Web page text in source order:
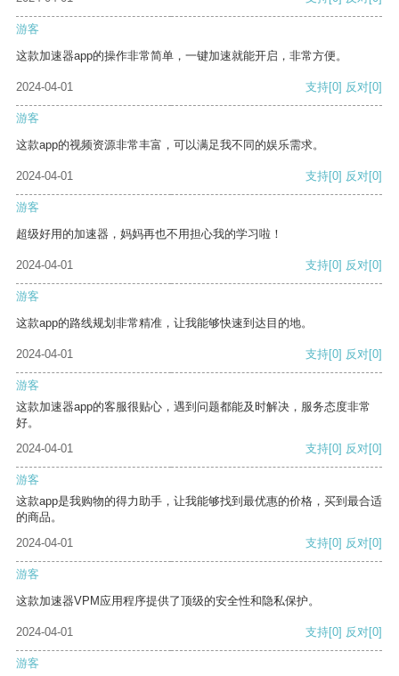
游客
这款加速器app的操作非常简单，一键加速就能开启，非常方便。
2024-04-01 支持[0] 反对[0]
游客
这款app的视频资源非常丰富，可以满足我不同的娱乐需求。
2024-04-01 支持[0] 反对[0]
游客
超级好用的加速器，妈妈再也不用担心我的学习啦！
2024-04-01 支持[0] 反对[0]
游客
这款app的路线规划非常精准，让我能够快速到达目的地。
2024-04-01 支持[0] 反对[0]
游客
这款加速器app的客服很贴心，遇到问题都能及时解决，服务态度非常
好。
2024-04-01
支持[0] 反对[0]
游客
这款app是我购物的得力助手，让我能够找到最优惠的价格，买到最合适
的商品。
2024-04-01
支持[0] 反对[0]
游客
这款加速器VPM应用程序提供了顶级的安全性和隐私保护。
2024-04-01 支持[0] 反对[0]
游客